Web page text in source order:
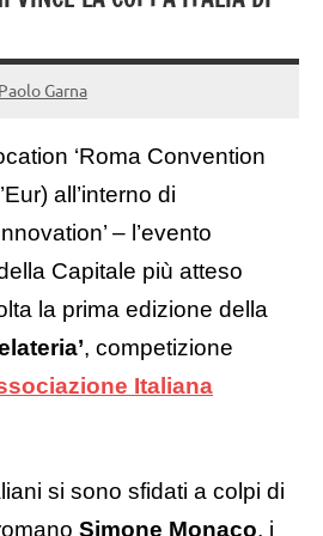
Paolo Garna
‘Roma Convention
all’interno di
– l’evento
Capitale più atteso
la prima edizione della
, competizione
Italiana
si sono sfidati a colpi di
Simone Monaco, i